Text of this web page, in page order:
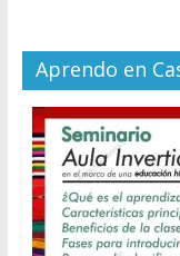
Aprendo en